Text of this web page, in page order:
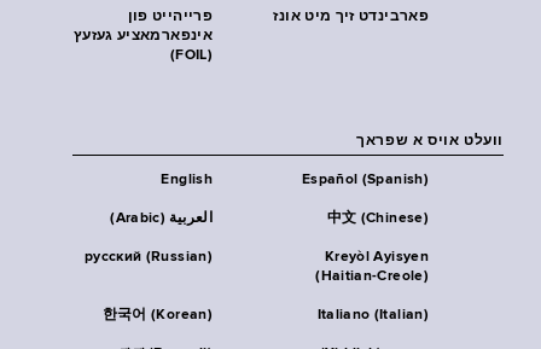
פרייהייט פון
אינפארמאציע געזעץ
(FOIL)
פארבינדט זיך מיט אונז
וועלט אויס א שפראך
English Español (Spanish)
العربية (Arabic) 中文 (Chinese)
русский (Russian)
Kreyòl Ayisyen
(Haitian-Creole)
한국어 (Korean) Italiano (Italian)